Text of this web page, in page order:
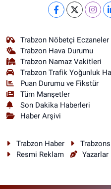
Trabzon Nöbetçi Eczaneler
Trabzon Hava Durumu
Trabzon Namaz Vakitleri
Trabzon Trafik Yoğunluk
Puan Durumu ve Fikstür
Tüm Manşetler
Son Dakika Haberleri
Haber Arşivi
Trabzon Haber
Resmi Reklam
Yazarlar